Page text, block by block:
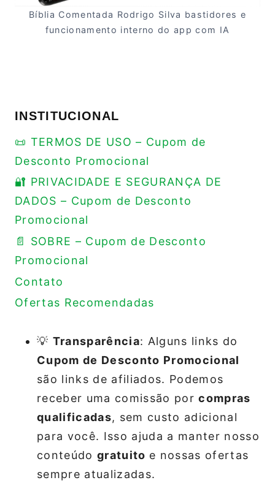
Bíblia Comentada Rodrigo Silva bastidores e
funcionamento interno do app com IA
INSTITUCIONAL
📜 TERMOS DE USO – Cupom de
Desconto Promocional
🔐 PRIVACIDADE E SEGURANÇA DE
DADOS – Cupom de Desconto
Promocional
📄 SOBRE – Cupom de Desconto
Promocional
Contato
Ofertas Recomendadas
💡 Transparência: Alguns links do
Cupom de Desconto Promocional
são links de afiliados. Podemos
receber uma comissão porcompras
qualificadas, sem custo adicional
para você. Isso ajuda a manter nosso
conteúdo gratuito e nossas ofertas
sempre atualizadas.